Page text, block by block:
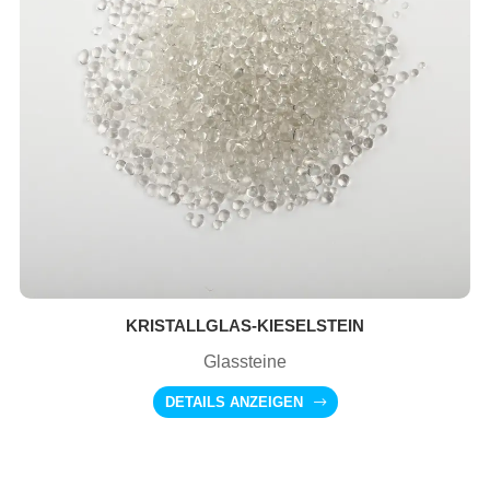
KRISTALLGLAS-KIESELSTEIN
Glassteine
DETAILS ANZEIGEN